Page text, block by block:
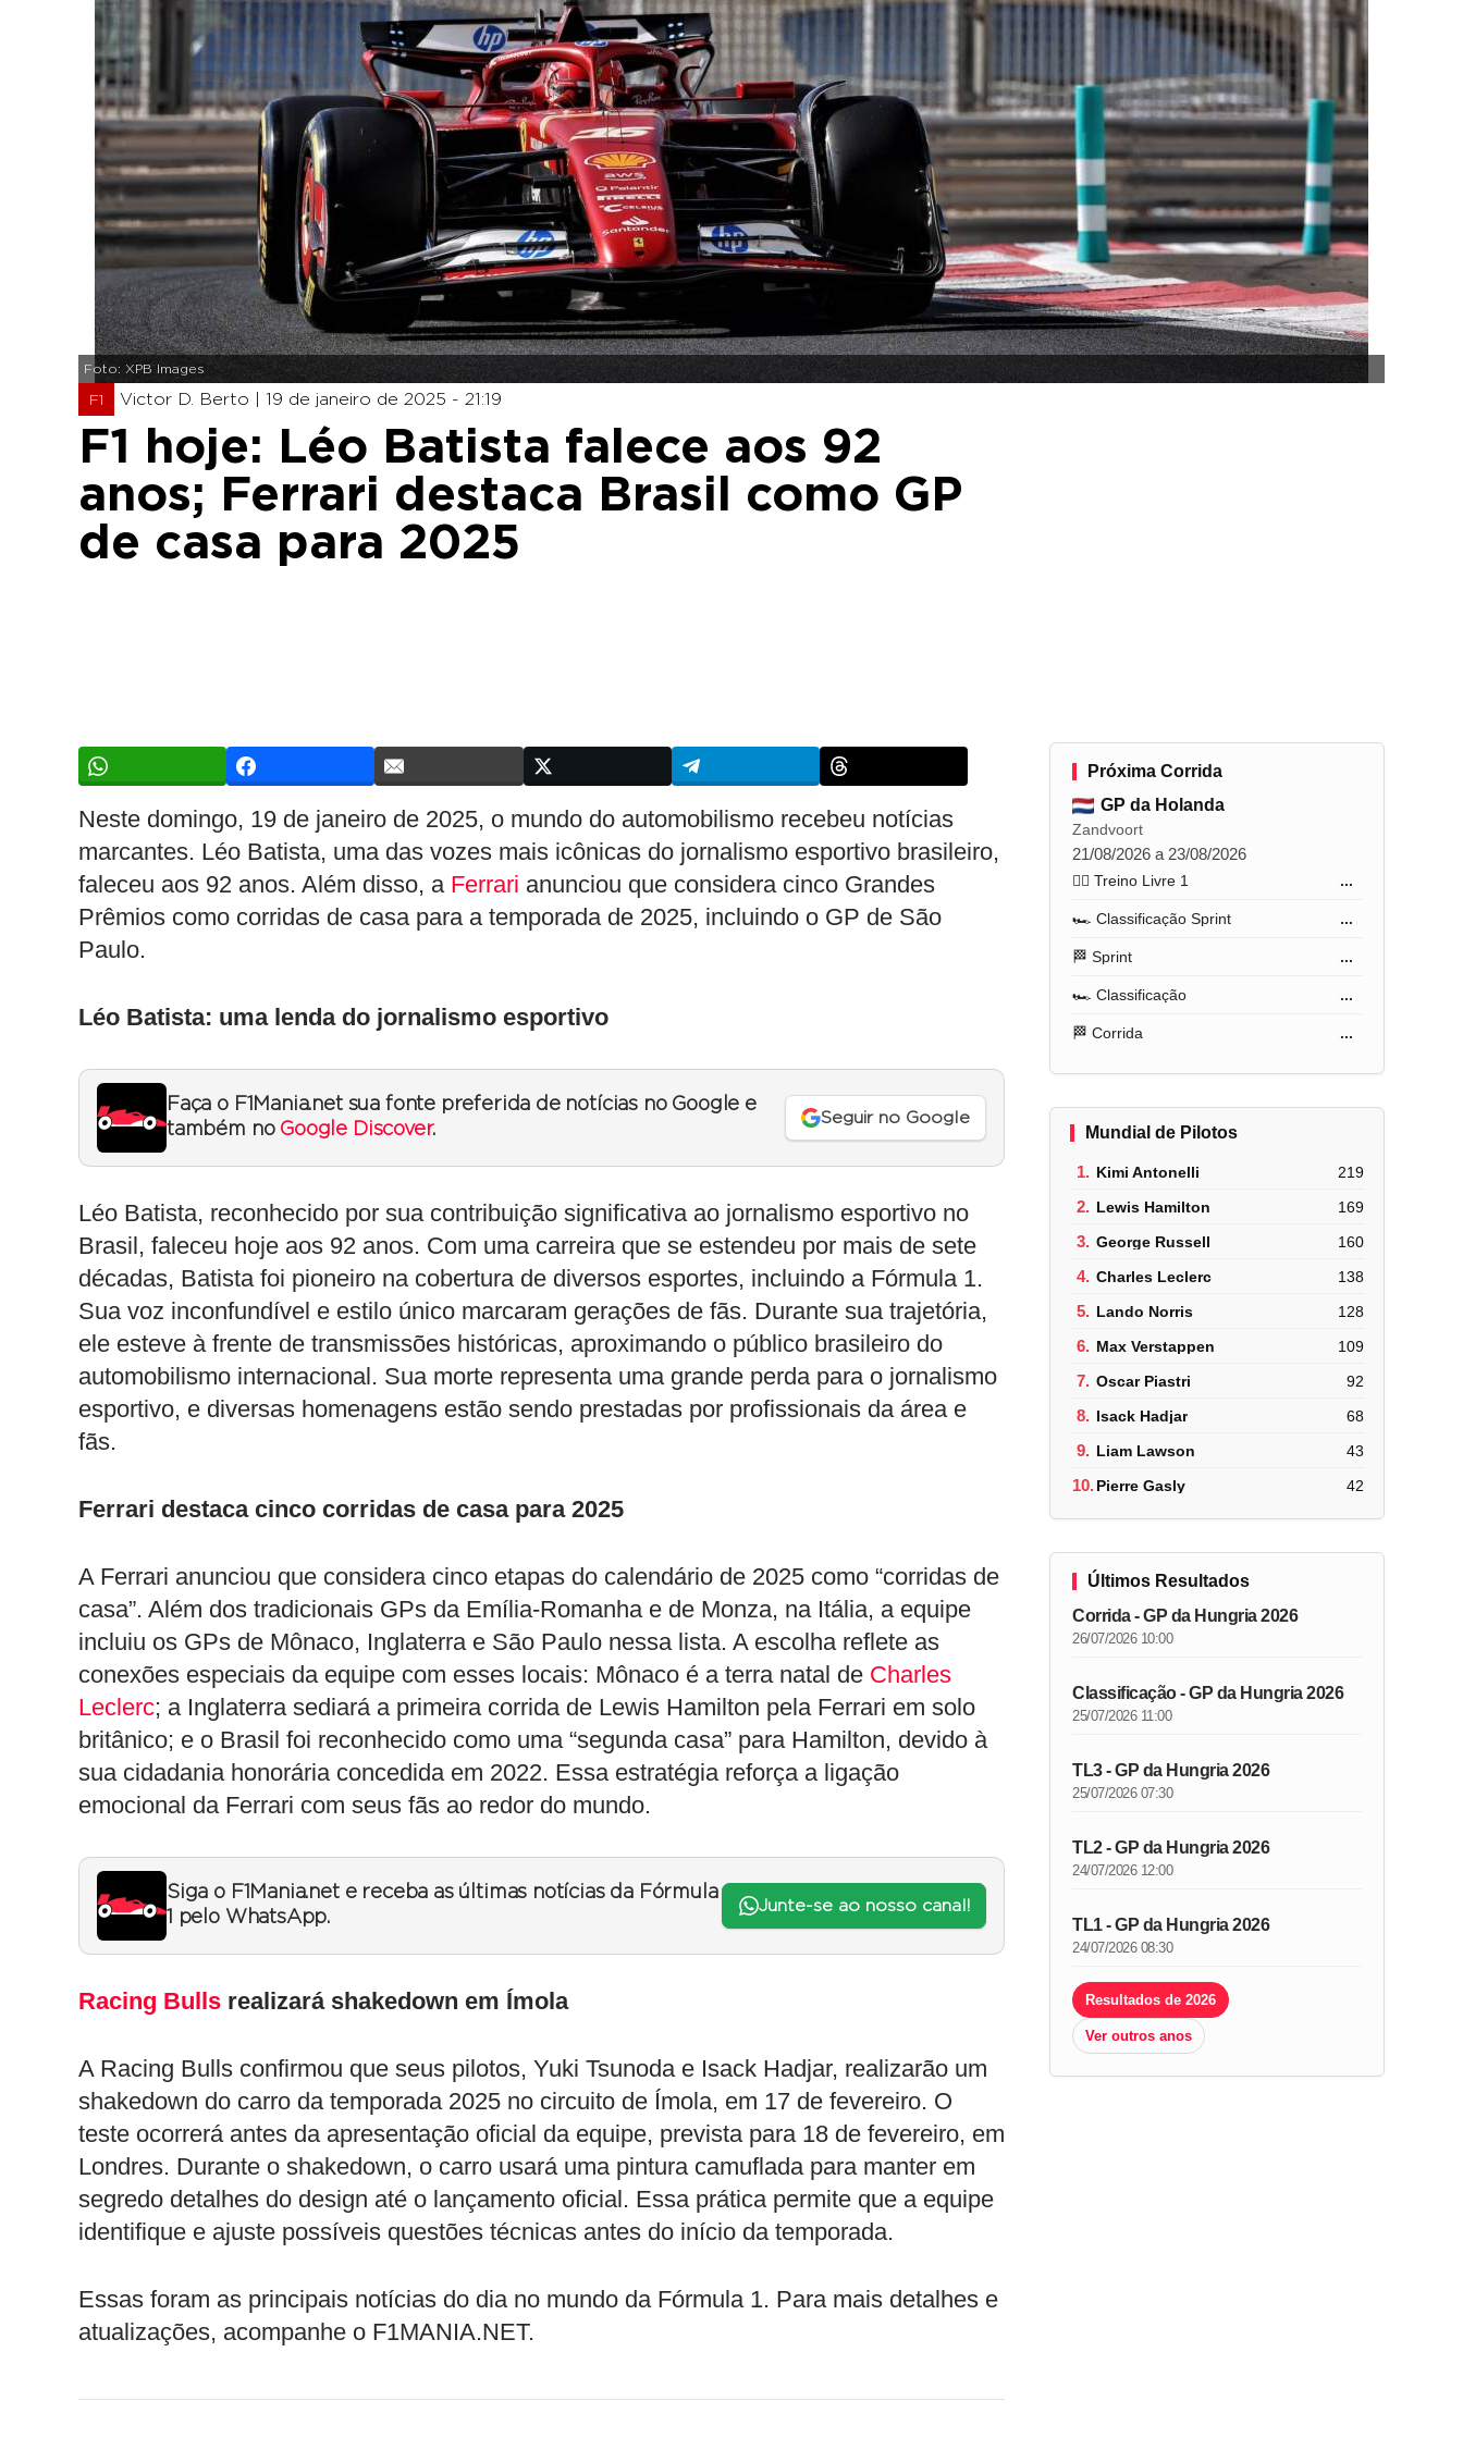
Foto: XPB Images
F1 Victor D. Berto | 19 de janeiro de 2025 - 21:19
F1 hoje: Léo Batista falece aos 92
anos; Ferrari destaca Brasil como GP
de casa para 2025
Neste domingo, 19 de janeiro de 2025, o mundo do automobilismo recebeu notícias
marcantes. Léo Batista, uma das vozes mais icônicas do jornalismo esportivo brasileiro,
faleceu aos 92 anos. Além disso, a Ferrari anunciou que considera cinco Grandes
Prêmios como corridas de casa para a temporada de 2025, incluindo o GP de São
Paulo.
Léo Batista: uma lenda do jornalismo esportivo
Faça o F1Mania.net sua fonte preferida de notícias no Google e
também no Google Discover.
Seguir no Google
Léo Batista, reconhecido por sua contribuição significativa ao jornalismo esportivo no
Brasil, faleceu hoje aos 92 anos. Com uma carreira que se estendeu por mais de sete
décadas, Batista foi pioneiro na cobertura de diversos esportes, incluindo a Fórmula 1.
Sua voz inconfundível e estilo único marcaram gerações de fãs. Durante sua trajetória,
ele esteve à frente de transmissões históricas, aproximando o público brasileiro do
automobilismo internacional. Sua morte representa uma grande perda para o jornalismo
esportivo, e diversas homenagens estão sendo prestadas por profissionais da área e
fãs.
Ferrari destaca cinco corridas de casa para 2025
A Ferrari anunciou que considera cinco etapas do calendário de 2025 como “corridas de
casa”. Além dos tradicionais GPs da Emília-Romanha e de Monza, na Itália, a equipe
incluiu os GPs de Mônaco, Inglaterra e São Paulo nessa lista. A escolha reflete as
conexões especiais da equipe com esses locais: Mônaco é a terra natal de Charles
Leclerc; a Inglaterra sediará a primeira corrida de Lewis Hamilton pela Ferrari em solo
britânico; e o Brasil foi reconhecido como uma “segunda casa” para Hamilton, devido à
sua cidadania honorária concedida em 2022. Essa estratégia reforça a ligação
emocional da Ferrari com seus fãs ao redor do mundo.
Siga o F1Mania.net e receba as últimas notícias da Fórmula
1 pelo WhatsApp.
Junte-se ao nosso canal!
Racing Bulls realizará shakedown em Ímola
A Racing Bulls confirmou que seus pilotos, Yuki Tsunoda e Isack Hadjar, realizarão um
shakedown do carro da temporada 2025 no circuito de Ímola, em 17 de fevereiro. O
teste ocorrerá antes da apresentação oficial da equipe, prevista para 18 de fevereiro, em
Londres. Durante o shakedown, o carro usará uma pintura camuflada para manter em
segredo detalhes do design até o lançamento oficial. Essa prática permite que a equipe
identifique e ajuste possíveis questões técnicas antes do início da temporada.
Essas foram as principais notícias do dia no mundo da Fórmula 1. Para mais detalhes e
atualizações, acompanhe o F1MANIA.NET.
Próxima Corrida
GP da Holanda
Zandvoort
21/08/2026 a 23/08/2026
🏋️‍♂️ Treino Livre 1 ...
🏎️ Classificação Sprint ...
🏁 Sprint ...
🏎️ Classificação ...
🏁 Corrida ...
Mundial de Pilotos
1. Kimi Antonelli 219
2. Lewis Hamilton 169
3. George Russell 160
4. Charles Leclerc 138
5. Lando Norris 128
6. Max Verstappen 109
7. Oscar Piastri 92
8. Isack Hadjar 68
9. Liam Lawson 43
10.Pierre Gasly 42
Últimos Resultados
Corrida - GP da Hungria 2026
26/07/2026 10:00
Classificação - GP da Hungria 2026
25/07/2026 11:00
TL3 - GP da Hungria 2026
25/07/2026 07:30
TL2 - GP da Hungria 2026
24/07/2026 12:00
TL1 - GP da Hungria 2026
24/07/2026 08:30
Resultados de 2026
Ver outros anos